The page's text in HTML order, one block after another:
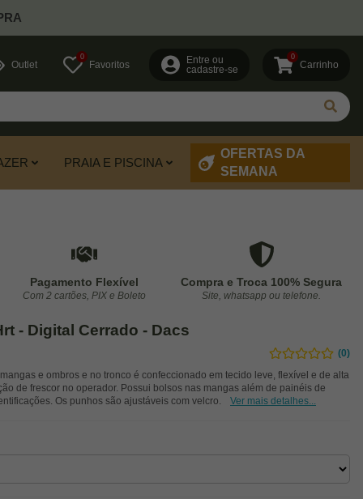
Outlet
0
Favoritos
Entre ou
cadastre-se
0
Carrinho
PRAIA E PISCINA
OFERTAS DA
SEMANA
Pagamento Flexível
Com 2 cartões, PIX e Boleto
Compra e Troca 100% Segura
Site, whatsapp ou telefone.
- Digital Cerrado - Dacs
(0)
e ombros e no tronco é confeccionado em tecido leve, flexível e de alta
de frescor no operador. Possui bolsos nas mangas além de painéis de
Os punhos são ajustáveis com velcro.
Ver mais detalhes...